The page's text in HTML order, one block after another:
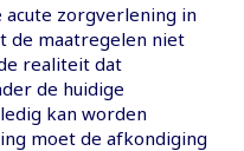
zorgverlening in
de maatregelen niet
realiteit dat
de huidige
kan worden
moet de afkondiging